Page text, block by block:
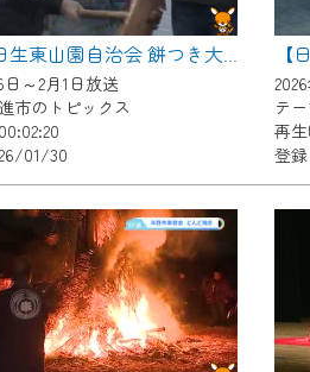
【日進】日生東山園自治会 餅つき大会
日～2月1日放送
市のトピックス
01/30
テ
再
登
※マイページへのログイン
※MyIDとは、CCNet Web
IDはお客様が使っているメ
（GmailやYahooなどのフリ
※マイページへのログイン・
※CCNetアプリをご利用中
＜メンテナンス情報＞
CCNetWebTVのリニューア
日時 9/24 9:30～16:30